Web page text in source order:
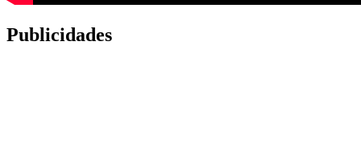
Publicidades